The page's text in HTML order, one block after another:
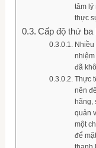
tâm lý
thực
Cấp độ thứ ba
đã
Thực
nên
hãng,
quản
một
để